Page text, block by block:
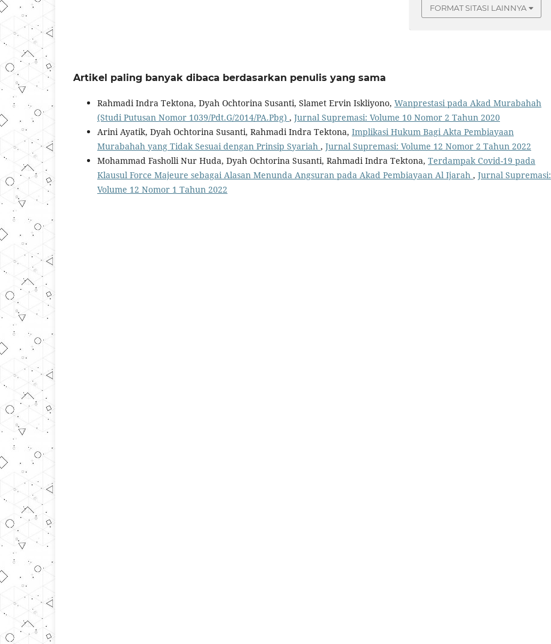
FORMAT SITASI LAINNYA
Artikel paling banyak dibaca berdasarkan penulis yang sama
Rahmadi Indra Tektona, Dyah Ochtorina Susanti, Slamet Ervin Iskliyono, Wanprestasi pada Akad Murabahah
(Studi Putusan Nomor 1039/Pdt.G/2014/PA.Pbg) , Jurnal Supremasi: Volume 10 Nomor 2 Tahun 2020
Arini Ayatik, Dyah Ochtorina Susanti, Rahmadi Indra Tektona, Implikasi Hukum Bagi Akta Pembiayaan
Murabahah yang Tidak Sesuai dengan Prinsip Syariah , Jurnal Supremasi: Volume 12 Nomor 2 Tahun 2022
Mohammad Fasholli Nur Huda, Dyah Ochtorina Susanti, Rahmadi Indra Tektona, Terdampak Covid-19 pada
Klausul Force Majeure sebagai Alasan Menunda Angsuran pada Akad Pembiayaan Al Ijarah , Jurnal Supremasi:
Volume 12 Nomor 1 Tahun 2022